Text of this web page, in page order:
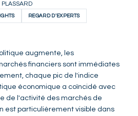
REGARD D'EXPERTS
augmente, les
financiers sont immédiates
chaque pic de l'indice
économique a coïncidé avec
de l'activité des marchés de
est particulièrement visible dans